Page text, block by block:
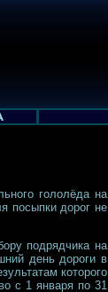
гололёда на
посыпки дорог не
подрядчика на
день дороги в
которого
с 1 января по 31